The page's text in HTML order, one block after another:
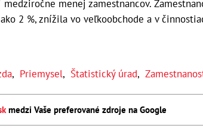
menej zamestnancov.
2 %, znížila vo veľkoobchode a v
, Priemysel, Štatistický úrad,
medzi Vaše preferované zdroje na Google